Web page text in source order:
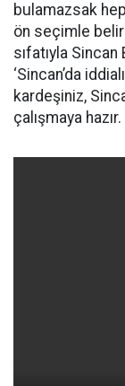
bulamazsak
ön seçimle
sıfatıyla Sincan
‘Sincan’da
kardeşiniz,
çalışmaya hazır.